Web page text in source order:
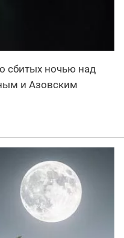
сбитых ночью над
и Азовским